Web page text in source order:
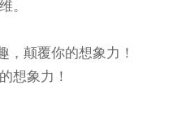
。
，颠覆你的想象力！
想象力！